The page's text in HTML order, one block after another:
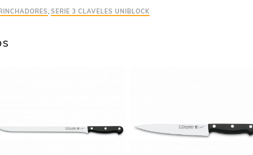
, SERIE 3 CLAVELES UNIBLOCK